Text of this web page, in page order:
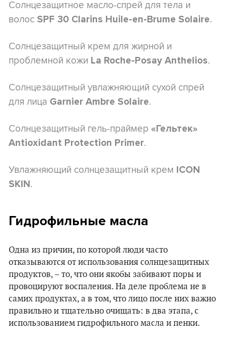
Солнцезащитное масло-спрей для тела и
волос SPF 30 Clarins Huile-en-Brume Solaire.
Солнцезащитный крем для жирной и
проблемной кожи La Roche-Posay Anthelios.
Солнцезащитный увлажняющий сухой спрей
для лица Garnier Ambre Solaire.
Солнцезащитный гель-праймер «Гельтек»
Antioxidant Protection Primer.
Увлажняющий солнцезащитный крем ICON
SKIN.
Гидрофильные масла
Одна из причин, по которой люди часто
отказываются от использования солнцезащитных
продуктов, – то, что они якобы забивают поры и
провоцируют воспаления. На деле проблема не в
самих продуктах, а в том, что лицо после них важно
правильно и тщательно очищать: в два этапа, с
использованием гидрофильного масла и пенки.